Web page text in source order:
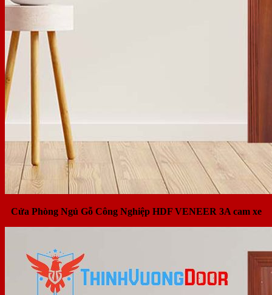
Cửa Phòng Ngủ Gỗ Công Nghiệp HDF VENEER 3A cam xe